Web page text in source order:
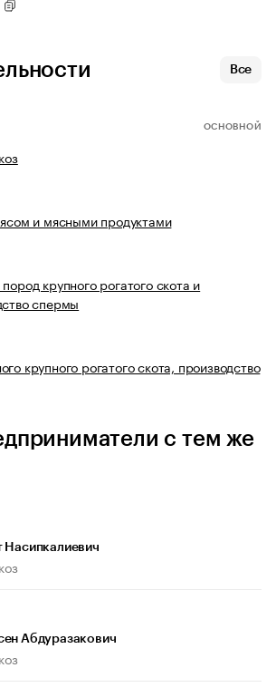
Все
ОСНОВНОЙ
и мясными продуктами
крупного рогатого скота и
спермы
крупного рогатого скота, производство
с тем же
Насипкалиевич
Абдуразакович